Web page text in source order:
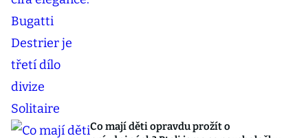
Co mají děti opravdu prožít o